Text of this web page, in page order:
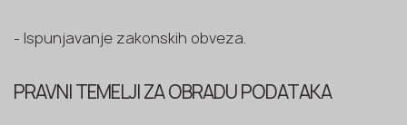
- Ispunjavanje zakonskih obveza.
PRAVNI TEMELJI ZA OBRADU PODATAKA